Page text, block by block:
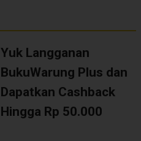
Yuk Langganan
BukuWarung Plus dan
Dapatkan Cashback
Hingga Rp 50.000